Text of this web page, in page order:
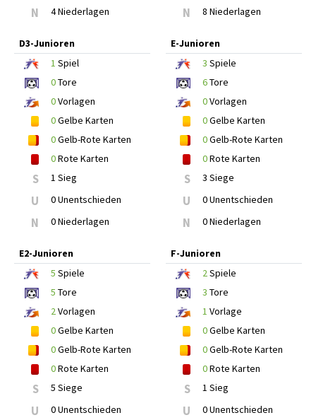
N 4 Niederlagen N 8 Niederlagen
D3-Junioren
1 Spiel
0Tore
0Vorlagen
0Gelbe Karten
0Gelb-Rote Karten
0Rote Karten
S 1 Sieg
U 0 Unentschieden
N 0 Niederlagen
E-Junioren
3 Spiele
6Tore
0Vorlagen
0Gelbe Karten
0Gelb-Rote Karten
0Rote Karten
S 3 Siege
U 0 Unentschieden
N 0 Niederlagen
E2-Junioren
5 Spiele
5 Tore
2Vorlagen
0Gelbe Karten
0Gelb-Rote Karten
0Rote Karten
S 5 Siege
U 0 Unentschieden
F-Junioren
2Spiele
3 Tore
1 Vorlage
0Gelbe Karten
0Gelb-Rote Karten
0Rote Karten
S 1 Sieg
U 0 Unentschieden